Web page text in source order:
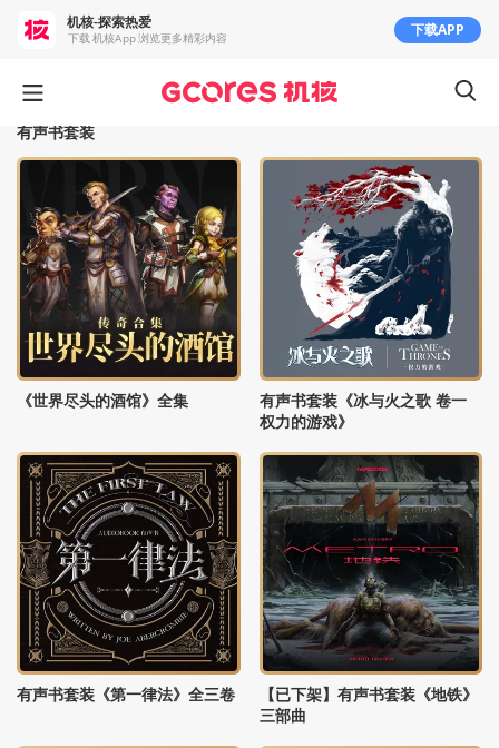
有声书套装
《世界尽头的酒馆》全集
有声书套装《冰与火之歌 卷一
权力的游戏》
有声书套装《第一律法》全三卷
【已下架】有声书套装《地铁》
三部曲
机核-探索热爱
下载 机核App 浏览更多精彩内容 下载APP